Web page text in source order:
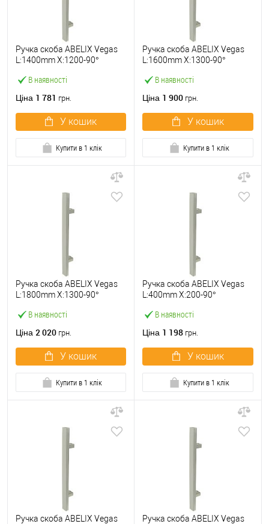
В наявності
Ручка скоба ABELIX Vegas
L:1400mm X:1200-90°
(половинка)
Ціна 1 781 грн.
У кошик
Купити в 1 клік
В наявності
Ручка скоба ABELIX Vegas
L:1600mm X:1300-90°
(половинка)
Ціна 1 900 грн.
У кошик
Купити в 1 клік
В наявності
Ручка скоба ABELIX Vegas
L:1800mm X:1300-90°
(половинка)
Ціна 2 020 грн.
У кошик
Купити в 1 клік
В наявності
Ручка скоба ABELIX Vegas
L:400mm X:200-90°
(половинка)
Ціна 1 198 грн.
У кошик
Купити в 1 клік
Ручка скоба ABELIX Vegas
Ручка скоба ABELIX Vegas